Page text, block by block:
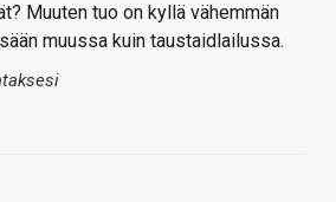
Muuten tuo on kyllä vähemmän
muussa kuin taustaidlailussa.